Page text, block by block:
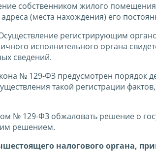
собственником жилого
(места нахождения) его
регистрирующим
исполнительного органа
сведений.
№ 129-ФЗ предусмотрен порядок
такой регистрации
№ 129-ФЗ обжаловать решение о
решением.
налогового органа,